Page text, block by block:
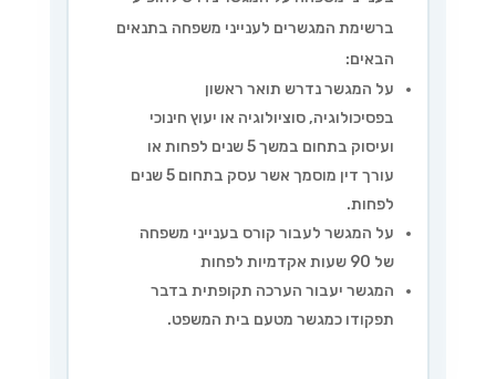
ברשימת המגשרים לענייני משפחה בתנאים
הבאים:
על המגשר נדרש תואר ראשון
בפסיכולוגיה, סוציולוגיה או יעוץ חינוכי
ועיסוק בתחום במשך 5 שנים לפחות או
עורך דין מוסמך אשר עסק בתחום 5 שנים
לפחות.
על המגשר לעבור קורס בענייני משפחה
של 90 שעות אקדמיות לפחות
המגשר יעבור הערכה תקופתית בדבר
תפקודו כמגשר מטעם בית המשפט.